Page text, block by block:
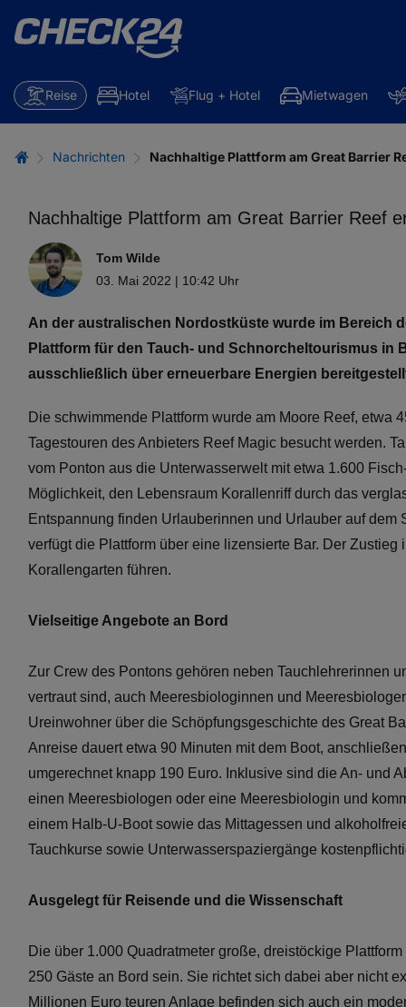
Reise Hotel Flug + Hotel Mietwagen
Nachrichten Nachhaltige Plattform am Great Barrier
Nachhaltige Plattform am Great Barrier Reef
Tom Wilde
03. Mai 2022 | 10:42 Uhr
An der australischen Nordostküste wurde im Bereich
Plattform für den Tauch- und Schnorcheltourismus in
ausschließlich über erneuerbare Energien
Die schwimmende Plattform wurde am Moore Reef, etwa
Tagestouren des Anbieters Reef Magic besucht werden.
vom Ponton aus die Unterwasserwelt mit etwa 1.600
Möglichkeit, den Lebensraum Korallenriff durch das
Entspannung finden Urlauberinnen und Urlauber auf
verfügt die Plattform über eine lizensierte Bar. Der
Korallengarten führen.
Vielseitige Angebote an Bord
Zur Crew des Pontons gehören neben Tauchlehrerinnen
vertraut sind, auch Meeresbiologinnen und
Ureinwohner über die Schöpfungsgeschichte des Great
Anreise dauert etwa 90 Minuten mit dem Boot,
umgerechnet knapp 190 Euro. Inklusive sind die An- und
einen Meeresbiologen oder eine Meeresbiologin und
einem Halb-U-Boot sowie das Mittagessen und
Tauchkurse sowie Unterwasserspaziergänge
Ausgelegt für Reisende und die Wissenschaft
Die über 1.000 Quadratmeter große, dreistöckige
250 Gäste an Bord sein. Sie richtet sich dabei aber nicht
Millionen Euro teuren Anlage befinden sich auch ein